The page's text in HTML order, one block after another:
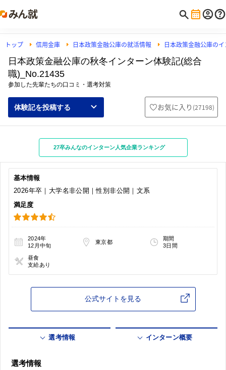
トップ 信用金庫 日本政策金融公庫の就活情報 日本政策金融公庫の
日本政策金融公庫の秋冬インターン体験記(総合
職)_No.21435
参加した先輩たちの口コミ・選考対策
体験記を投稿する お気に入り (27198)
27卒みんなのインターン人気企業ランキング
基本情報
2026年卒｜大学名非公開｜性別非公開｜文系
満足度
2024年
12月中旬
東京都
期間
3日間
昼食
支給あり
公式サイトを見る
選考情報 インターン概要
選考情報